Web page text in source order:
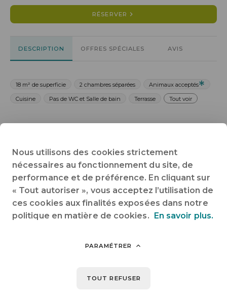
RÉSERVER
DESCRIPTION OFFRES SPÉCIALES AVIS
18 m² de superficie 2 chambres séparées
Animaux acceptés
Cuisine
Pas de WC et Salle de bain Terrasse Tout voir
jeux et animations estivales : tout est inclus. Rien à ajouter.
Réservez et profitez !
Cabanes glamping pour 4 personnes ouvertes du 10/05
au 13/09/2026
☀️ Du 22/08 au 30/08 : 4 nuits minimum
🐕 Un animal de compagnie accepté gracieusement sous
Nous utilisons des cookies strictement
nécessaires au fonctionnement du site, de
performance et de préférence. En cliquant sur
« Tout autoriser », vous acceptez l’utilisation de
ces cookies aux finalités exposées dans notre
politique en matière de cookies. En savoir plus.
PARAMÉTRER
TOUT REFUSER